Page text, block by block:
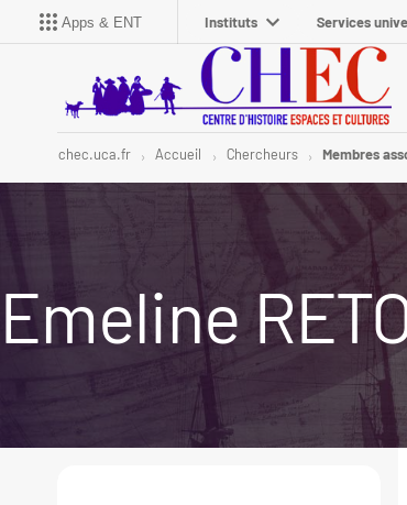
Apps & ENT Instituts Services
chec.uca.fr Accueil Chercheurs Membres
Emeline